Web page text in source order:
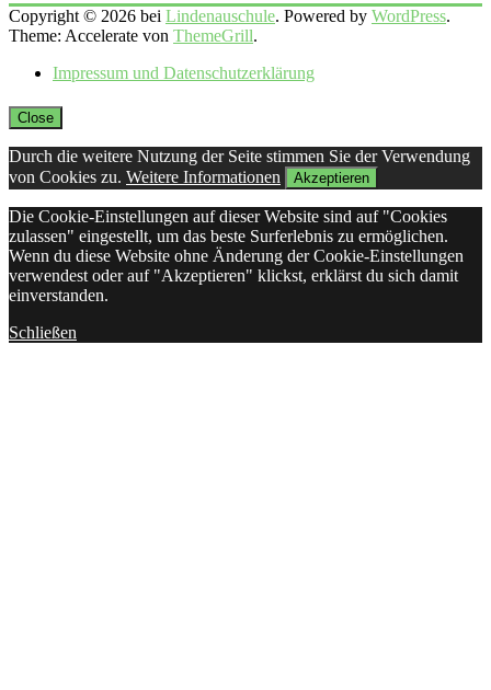
Copyright © 2026 bei Lindenauschule. Powered by WordPress.
Theme: Accelerate von ThemeGrill.
Impressum und Datenschutzerklärung
Close
Durch die weitere Nutzung der Seite stimmen Sie der Verwendung
von Cookies zu. Weitere Informationen Akzeptieren
Die Cookie-Einstellungen auf dieser Website sind auf "Cookies
zulassen" eingestellt, um das beste Surferlebnis zu ermöglichen.
Wenn du diese Website ohne Änderung der Cookie-Einstellungen
verwendest oder auf "Akzeptieren" klickst, erklärst du sich damit
einverstanden.
Schließen